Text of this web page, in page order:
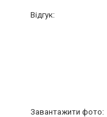
Відгук:
Завантажити фото: